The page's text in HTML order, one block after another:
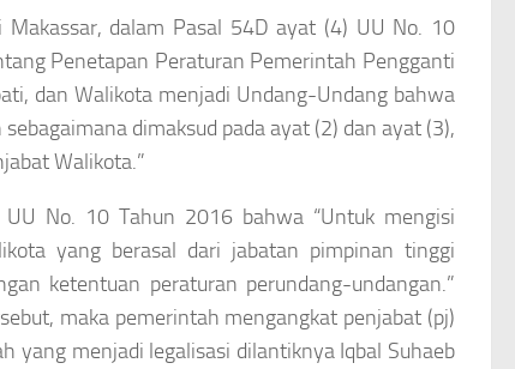
dalam Pasal 54D ayat (4) UU No. 10
Penetapan Peraturan Pemerintah Pengganti
dan Walikota menjadi Undang-Undang bahwa
dimaksud pada ayat (2) dan ayat (3),
Walikota.”
No. 10 Tahun 2016 bahwa “Untuk mengisi
yang berasal dari jabatan pimpinan tinggi
ketentuan peraturan perundang-undangan.”
maka pemerintah mengangkat penjabat (pj)
yang menjadi legalisasi dilantiknya Iqbal Suhaeb